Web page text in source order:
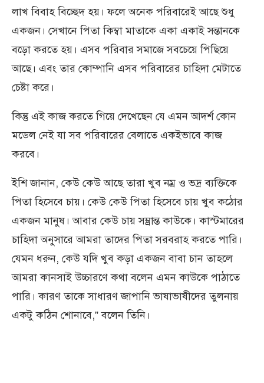
লাখ বিবাহ বিচ্ছেদ হয়। ফলে অনেক পরিবারেই আছে শুধু
একজন। সেখানে পিতা কিম্বা মাতাকে একা একাই সন্তানকে
বড়ো করতে হয়। এসব পরিবার সমাজে সবচেয়ে পিছিয়ে
আছে। এবং তার কোম্পানি এসব পরিবারের চাহিদা মেটাতে
চেষ্টা করে।
কিন্তু এই কাজ করতে গিয়ে দেখেছেন যে এমন আদর্শ কোন
মডেল নেই যা সব পরিবারের বেলাতে একইভাবে কাজ
করবে।
ইশি জানান, কেউ কেউ আছে তারা খুব নম্র ও ভদ্র ব্যক্তিকে
পিতা হিসেবে চায়। কেউ কেউ পিতা হিসেবে চায় খুব কঠোর
একজন মানুষ। আবার কেউ চায় সম্ভ্রান্ত কাউকে। কাস্টমারের
চাহিদা অনুসারে আমরা তাদের পিতা সরবরাহ করতে পারি।
যেমন ধরুন, কেউ যদি খুব কড়া একজন বাবা চান তাহলে
আমরা কানসাই উচ্চারণে কথা বলেন এমন কাউকে পাঠাতে
পারি। কারণ তাকে সাধারণ জাপানি ভাষাভাষীদের তুলনায়
একটু কঠিন শোনাবে,” বলেন তিনি।